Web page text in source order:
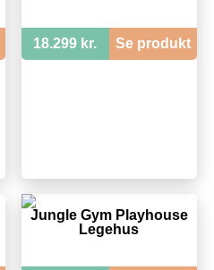
18.299 kr. Se produkt
Jungle Gym Playhouse
Legehus